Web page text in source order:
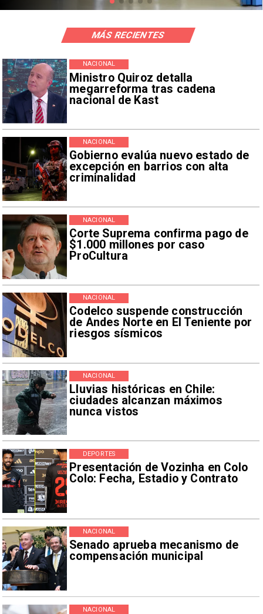
Ministro Quiroz detalla
megarreforma tras cadena
nacional de Kast
NACIONAL
Gobierno evalúa nuevo estado de
excepción en barrios con alta
criminalidad
NACIONAL
Corte Suprema confirma pago de
$1.000 millones por caso
ProCultura
NACIONAL
Codelco suspende construcción
de Andes Norte en El Teniente por
riesgos sísmicos
NACIONAL
Lluvias históricas en Chile:
ciudades alcanzan máximos
nunca vistos
NACIONAL
Presentación de Vozinha en Colo
Colo: Fecha, Estadio y Contrato
DEPORTES
Senado aprueba mecanismo de
compensación municipal
NACIONAL
NACIONAL
MÁS RECIENTES